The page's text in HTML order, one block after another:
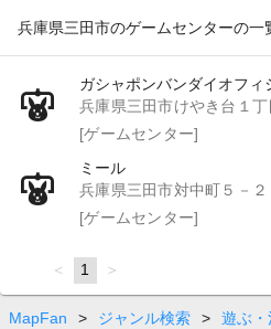
兵庫県三田市のゲームセンターの一
ガシャポンバンダイオフィシャルショ
兵庫県三田市けやき台１丁
[ゲームセンター]
ミール
兵庫県三田市対中町５－２
[ゲームセンター]
page
You're
on
page
1 page
MapFan > ジャンル検索 > 遊ぶ・